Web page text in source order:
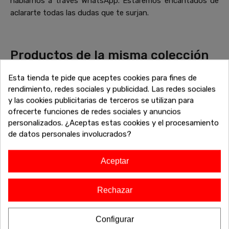
aclararte todas las dudas que te surjan.
Productos de la misma colección
que Tocador con joyero Iiris
Descubre más piezas que combinan perfectamente con tu
elección. Explora la colección completa de sofás, mesas,
armarios y otros muebles diseñados para complementar tu
hogar con un estilo cohesivo y elegante. Encuentra el
equilibrio perfecto entre estética y funcionalidad, y dale un
-20%
Envío gratis
Esta tienda te pide que aceptes cookies para fines de
rendimiento, redes sociales y publicidad. Las redes sociales
y las cookies publicitarias de terceros se utilizan para
ofrecerte funciones de redes sociales y anuncios
personalizados. ¿Aceptas estas cookies y el procesamiento
de datos personales involucrados?
Aceptar
Rechazar
Configurar